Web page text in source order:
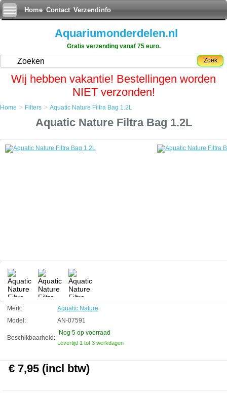
Home Contact Verzendinfo
Aquariumonderdelen.nl
Gratis verzending vanaf 75 euro.
Zoek
Wij hebben vakantie! Bestellingen worden
NIET verzonden!
Filters
Aquatic Nature Filtra Bag 1.2L
Nylonzakje met rits-sluiting. Super resistent en herbruikbaar.
Manufactured by:
Model:
AN-07591
Product ID: 5413946075912
3.5138 7.95 7.95 Available from:
Home > Filters > Aquatic Nature Filtra Bag 1.2L
Aquatic Nature Filtra Bag 1.2L
Merk:
Aquatic Nature
Model:
AN-07591
Beschikbaarheid:
Nog 5 op voorraad
Levertijd 1 tot 3 werkdagen
€ 7,95 (incl btw)